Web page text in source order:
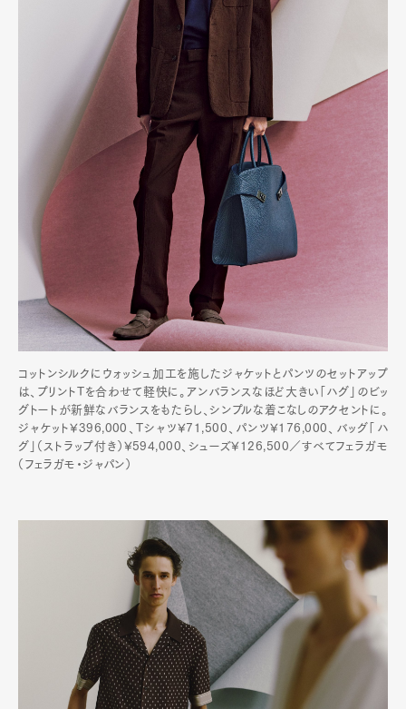
コットンシルクにウォッシュ加工を施したジャケットとパンツのセットアップ
は、プリントTを合わせて軽快に。アンバランスなほど大きい「ハグ」のビッ
グトートが新鮮なバランスをもたらし、シンプルな着こなしのアクセントに。
ジャケット¥396,000、Tシャツ¥71,500、パンツ¥176,000、バッグ「ハ
グ」（ストラップ付き）¥594,000、シューズ¥126,500／すべてフェラガモ
（フェラガモ・ジャパン）